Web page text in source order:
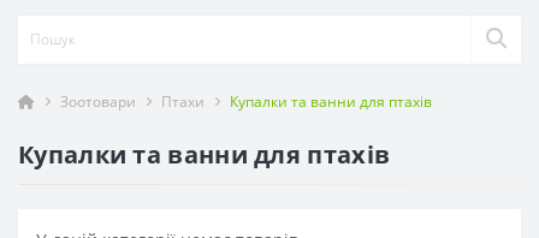
Зоотовари Птахи Купалки та ванни для птахів
Купалки та ванни для птахів